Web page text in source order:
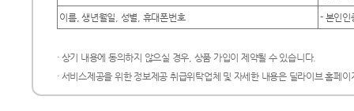
이름, 생년월일, 성별, 휴대폰번호 - 본인인
· 상기 내용에 동의하지 않으실 경우, 상품 가입이 제약될 수 있습니다.
· 서비스제공을 위한 정보제공 취급위탁업체 및 자세한 내용은 딜라이브 홈페